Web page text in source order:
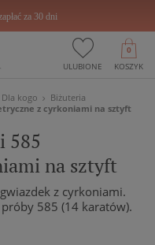
za 30 dni
ULUBIONE KOSZYK
0
Dla kogo
Biżuteria
z cyrkoniami na sztyft
585
na sztyft
z cyrkoniami.
próby 585 (14 karatów).